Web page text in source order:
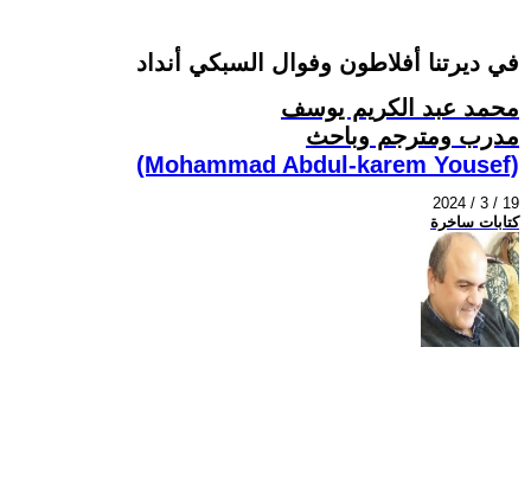
في ديرتنا أفلاطون وفوال السبكي أنداد
محمد عبد الكريم يوسف
مدرب ومترجم وباحث
(Mohammad Abdul-karem Yousef)
2024 / 3 / 19
كتابات ساخرة